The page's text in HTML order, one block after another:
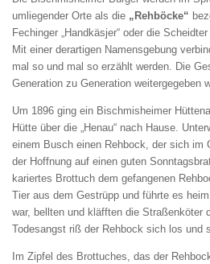
umliegender Orte als die „Rehböcke“
Fechinger „Handkäsjer“ oder die
Mit einer derartigen Namensgebung
mal so und mal so erzählt werden. Die
Generation zu Generation weitergegeben
Um 1896 ging ein Bischmisheimer
Hütte über die „Henau“ nach Hause.
einem Busch einen Rehbock, der sich im
der Hoffnung auf einen guten
kariertes Brottuch dem gefangenen
Tier aus dem Gestrüpp und führte es
war, bellten und kläfften die Straßenköter
Todesangst riß der Rehbock sich los und
Im Zipfel des Brottuches, das der